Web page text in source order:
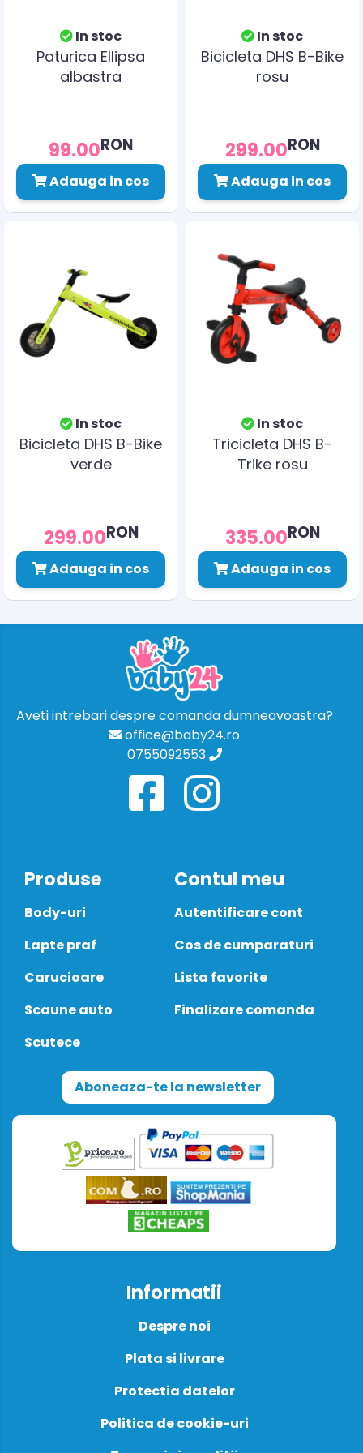
In stoc
Paturica Ellipsa
albastra
99.00RON
Adauga in cos
In stoc
Bicicleta DHS B-Bike
rosu
299.00RON
Adauga in cos
In stoc
Bicicleta DHS B-Bike
verde
299.00RON
Adauga in cos
In stoc
Tricicleta DHS B-
Trike rosu
335.00RON
Adauga in cos
Aveti intrebari despre comanda dumneavoastra?
office@baby24.ro
0755092553
Produse
Body-uri
Lapte praf
Carucioare
Scaune auto
Scutece
Contul meu
Autentificare cont
Cos de cumparaturi
Lista favorite
Finalizare comanda
Aboneaza-te la newsletter
Informatii
Despre noi
Plata si livrare
Protectia datelor
Politica de cookie-uri